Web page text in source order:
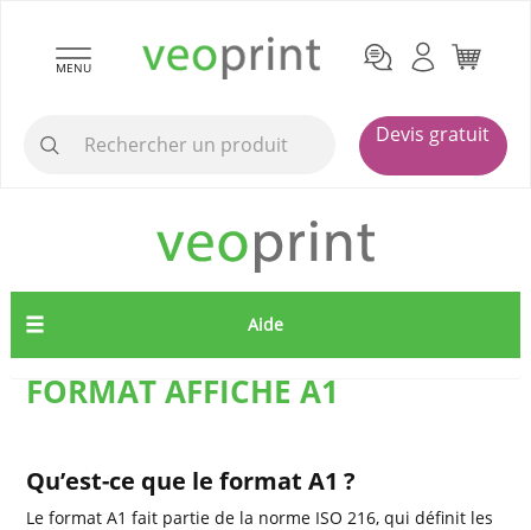
MENU
Devis gratuit
Aide
FORMAT AFFICHE A1
Qu’est-ce que le format A1 ?
Le format A1 fait partie de la norme ISO 216, qui définit les